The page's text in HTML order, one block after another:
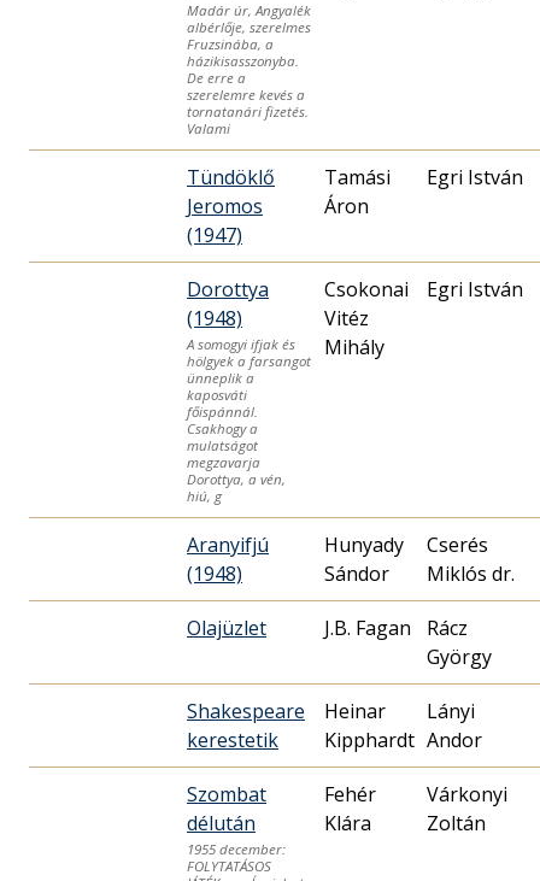
Madár úr, Angyalék
albérlője, szerelmes
Fruzsinába, a
házikisasszonyba.
De erre a
szerelemre kevés a
tornatanári fizetés.
Valami
Tündöklő
Jeromos
(1947)
Tamási
Áron
Egri István
Dorottya
(1948)
A somogyi ifjak és
hölgyek a farsangot
ünneplik a
kaposváti
főispánnál.
Csakhogy a
mulatságot
megzavarja
Dorottya, a vén,
hiú, g
Csokonai
Vitéz
Mihály
Egri István
Aranyifjú
(1948)
Hunyady
Sándor
Cserés
Miklós dr.
Olajüzlet J.B. Fagan
Rácz
György
Shakespeare
kerestetik
Heinar
Kipphardt
Lányi
Andor
Szombat
délután
1955 december:
FOLYTATÁSOS
Fehér
Klára
Várkonyi
Zoltán